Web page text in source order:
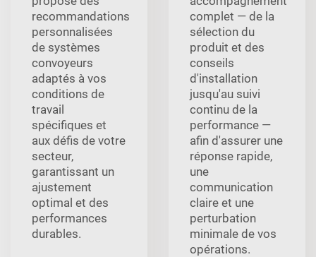
recommandations
personnalisées
de systèmes
convoyeurs
adaptés à vos
conditions de
travail
spécifiques et
aux défis de votre
secteur,
garantissant un
ajustement
optimal et des
performances
durables.
complet — de la
sélection du
produit et des
conseils
d'installation
jusqu'au suivi
continu de la
performance —
afin d'assurer une
réponse rapide,
une
communication
claire et une
perturbation
minimale de vos
opérations.